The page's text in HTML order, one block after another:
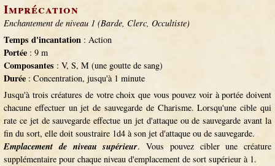
Imprécation
Enchantement de niveau 1 (Barde, Clerc, Occultiste)
Temps d'incantation : Action
Portée : 9 m
Composantes : V, S, M (une goutte de sang)
Durée : Concentration, jusqu'à 1 minute
Jusqu'à trois créatures de votre choix que vous pouvez voir à portée doivent
chacune effectuer un jet de sauvegarde de Charisme. Lorsqu'une cible qui
rate ce jet de sauvegarde effectue un jet d'attaque ou de sauvegarde avant la
fin du sort, elle doit soustraire 1d4 à son jet d'attaque ou de sauvegarde.
Emplacement de niveau supérieur. Vous pouvez cibler une créature
supplémentaire pour chaque niveau d'emplacement de sort supérieur à 1.